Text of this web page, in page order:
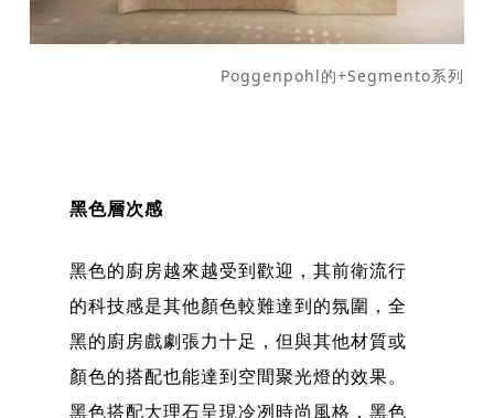
Poggenpohl的+Segmento系列
黑色層次感
黑色的廚房越來越受到歡迎，其前衛流行
的科技感是其他顏色較難達到的氛圍，全
黑的廚房戲劇張力十足，但與其他材質或
顏色的搭配也能達到空間聚光燈的效果。
黑色搭配大理石呈現冷冽時尚風格，黑色